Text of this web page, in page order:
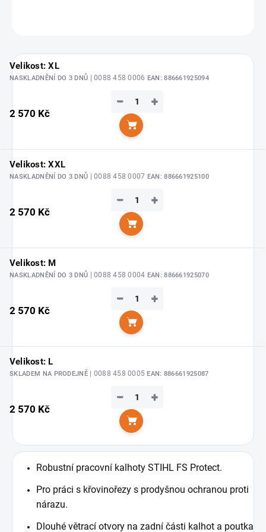
Velikost: XL
NASKLADNĚNÍ DO 3 DNŮ | 0088 458 0006 EAN: 886661925094
2 570 Kč
+
−
Do košíku
Velikost: XXL
NASKLADNĚNÍ DO 3 DNŮ | 0088 458 0007 EAN: 886661925100
2 570 Kč
+
−
Do košíku
Velikost: M
NASKLADNĚNÍ DO 3 DNŮ | 0088 458 0004 EAN: 886661925070
2 570 Kč
+
−
Do košíku
Velikost: L
SKLADEM NA PRODEJNĚ | 0088 458 0005EAN: 886661925087
2 570 Kč
+
−
Do košíku
Robustní pracovní kalhoty STIHL FS Protect.
Pro práci s křovinořezy s prodyšnou ochranou proti
nárazu.
Dlouhé větrací otvory na zadní části kalhot a poutka